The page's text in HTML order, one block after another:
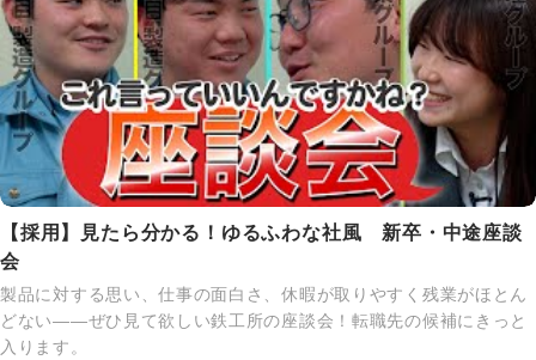
【採用】見たら分かる！ゆるふわな社風 新卒・中途座談
会
製品に対する思い、仕事の面白さ、休暇が取りやすく残業がほとん
どない――ぜひ見て欲しい鉄工所の座談会！転職先の候補にきっと
入ります。